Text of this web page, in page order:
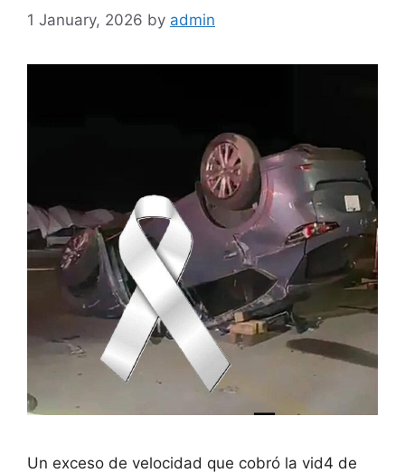
1 January, 2026 by admin
Un exceso de velocidad que cobró la vid4 de